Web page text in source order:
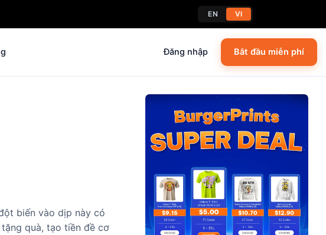
EN VI
Đăng nhập Bắt đầu miễn phí
biến vào dịp này có
quà, tạo tiền đề cơ